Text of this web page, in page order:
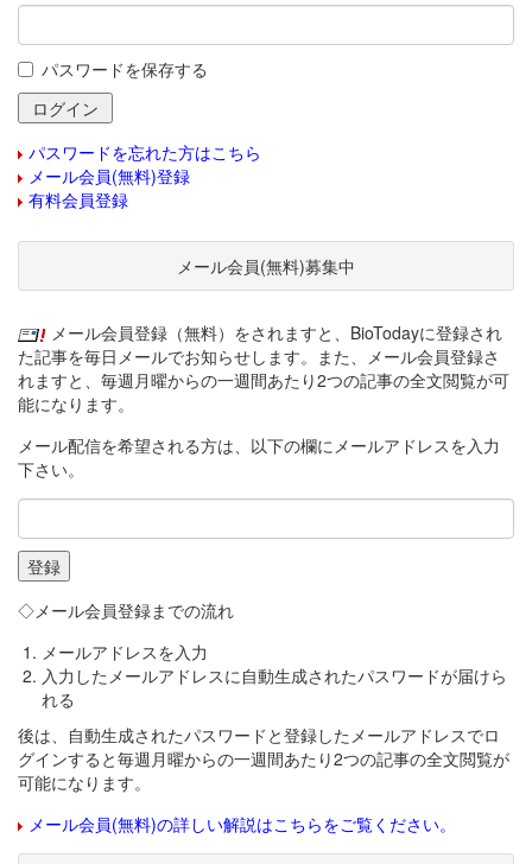
パスワードを保存する
パスワードを忘れた方はこちら
メール会員(無料)登録
有料会員登録
メール会員(無料)募集中
メール会員登録（無料）をされますと、BioTodayに登録され
た記事を毎日メールでお知らせします。また、メール会員登録さ
れますと、毎週月曜からの一週間あたり2つの記事の全文閲覧が可
能になります。
メール配信を希望される方は、以下の欄にメールアドレスを入力
下さい。
◇メール会員登録までの流れ
メールアドレスを入力
入力したメールアドレスに自動生成されたパスワードが届けら
れる
後は、自動生成されたパスワードと登録したメールアドレスでロ
グインすると毎週月曜からの一週間あたり2つの記事の全文閲覧が
可能になります。
メール会員(無料)の詳しい解説はこちらをご覧ください。